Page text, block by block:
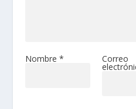
Nombre * Correo